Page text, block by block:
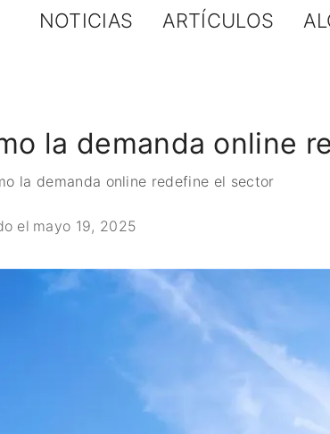
NOTICIAS ARTÍCULOS
la demanda online
la demanda online redefine el sector
el mayo 19, 2025